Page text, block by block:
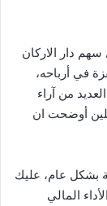
دار الاركان
في أرباحه،
من آراء
أوضحت ان
بشكل عام، عليك
المالي